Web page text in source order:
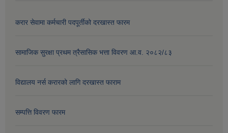
करार सेवामा कर्मचारी पदपूर्तीको दरखास्त फारम
सामाजिक सुरक्षा प्रथम त्रैसासिक भत्ता विवरण आ.व. २०८२/८३
विद्यालय नर्स करारको लागि दरखास्त फाराम
सम्पत्ति विवरण फारम